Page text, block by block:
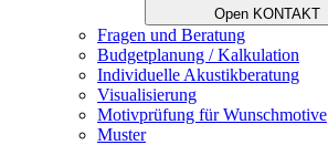
Open KONTAKT
Fragen und Beratung
Budgetplanung / Kalkulation
Individuelle Akustikberatung
Visualisierung
Motivprüfung für Wunschmotive
Muster